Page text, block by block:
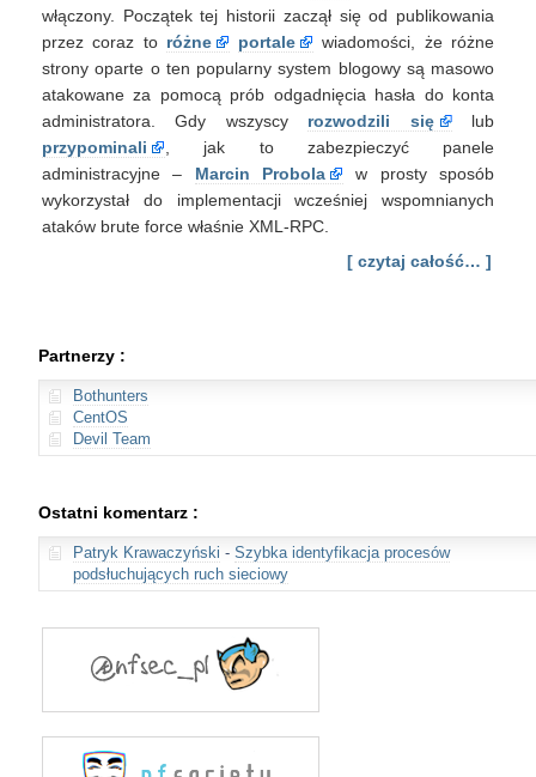
Force
i
DDoS
włączony. Początek tej historii zaczął się od publikowania
przez coraz to różne portale
wiadomości, że różne
strony oparte o ten popularny system blogowy są masowo
atakowane za pomocą prób odgadnięcia hasła do konta
administratora. Gdy wszyscy rozwodzili się
lub
przypominali
, jak to zabezpieczyć panele
administracyjne – Marcin Probola
w prosty sposób
wykorzystał do implementacji wcześniej wspomnianych
ataków brute force właśnie XML-RPC.
[ czytaj całość… ]
Partnerzy :
Bothunters
CentOS
Devil Team
Ostatni komentarz :
Patryk Krawaczyński - Szybka identyfikacja procesów
podsłuchujących ruch sieciowy